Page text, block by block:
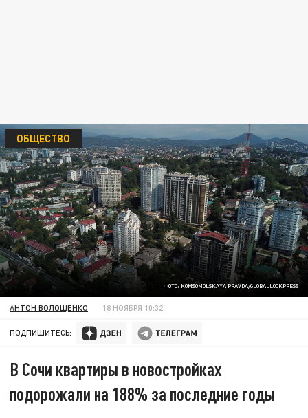
ФОТО: KOMSOMOLSKAYA PRAVDA/GLOBALLOOKPRESS
ОБЩЕСТВО
АНТОН ВОЛОЩЕНКО 18 НОЯБРЯ 10:32
ПОДПИШИТЕСЬ:
В Сочи квартиры в новостройках
подорожали на 188% за последние годы